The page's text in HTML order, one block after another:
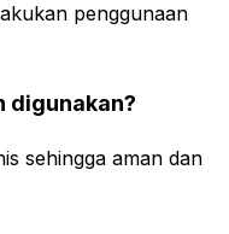
penggunaan
digunakan?
sehingga aman dan